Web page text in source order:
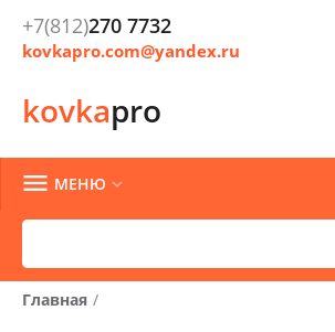
kovkapro
+7(812)270 7732
kovkapro.com@yandex.ru
 МЕНЮ 
Главная /